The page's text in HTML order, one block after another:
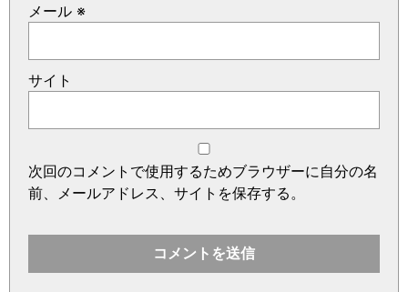
メール ※
サイト
次回のコメントで使用するためブラウザーに自分の名
前、メールアドレス、サイトを保存する。